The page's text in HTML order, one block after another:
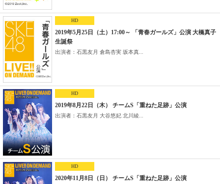
HD
2019年5月25日（土）17:00～ 「青春ガールズ」公演 大橋真子
生誕祭
出演者：石黒友月 倉島杏実 坂本真...
HD
2019年8月22日（木） チームS「重ねた足跡」公演
出演者：石黒友月 大谷悠妃 北川綾...
HD
2020年11月8日（日） チームS「重ねた足跡」公演